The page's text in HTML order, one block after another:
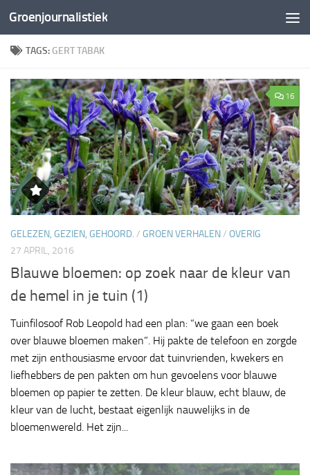
Doorgaan naar inhoud
Groenjournalistiek
TAGS: GERT TABAK
16
GELEZEN, GEZIEN, GEHOORD. / GROEN VERHALEN/ OVERIG
27 APRIL, 2016
Blauwe bloemen: op zoek naar de kleur van
de hemel in je tuin (1)
Tuinfilosoof Rob Leopold had een plan: “we gaan een boek
over blauwe bloemen maken”. Hij pakte de telefoon en zorgde
met zijn enthousiasme ervoor dat tuinvrienden, kwekers en
liefhebbers de pen pakten om hun gevoelens voor blauwe
bloemen op papier te zetten. De kleur blauw, echt blauw, de
kleur van de lucht, bestaat eigenlijk nauwelijks in de
bloemenwereld. Het zijn...